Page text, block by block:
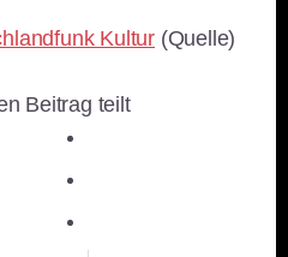
Kultur (Quelle)
Beitrag teilt